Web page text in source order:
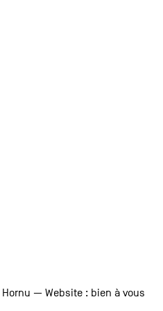
— Website : bien à vous